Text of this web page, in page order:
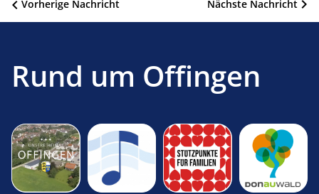
Beitragsnavigation Nächste Nachricht
Vorherige Nachricht
Rund um Offingen